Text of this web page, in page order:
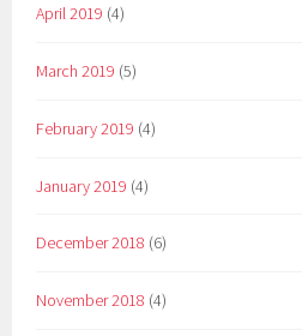
April 2019 (4)
March 2019 (5)
February 2019 (4)
January 2019 (4)
December 2018 (6)
November 2018 (4)